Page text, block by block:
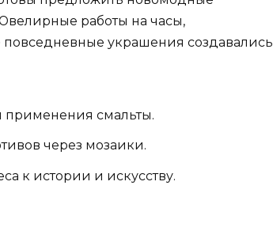
работы на часы,
украшения создавались
применения смальты.
через мозаики.
к истории и искусству.